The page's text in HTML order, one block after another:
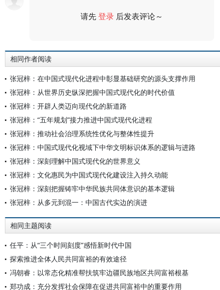
请先登录 后发表评论～
相同作者阅读
张冠梓：在中国式现代化进程中彰显基础研究的源头支撑作用
张冠梓：从世界历史纵深把握中国式现代化的时代价值
张冠梓：开辟人类迈向现代化的新道路
张冠梓：“五年规划”接力推进中国式现代化进程
张冠梓：推动社会治理系统性优化与整体性提升
张冠梓：中国式现代化视域下中华文明标识体系的逻辑与进路
张冠梓：深刻理解中国式现代化的世界意义
张冠梓：文化惠民为中国式现代化建设注入持久动能
张冠梓：深刻把握铸牢中华民族共同体意识的基本逻辑
张冠梓：从多元到混一：中国古代实边的演进
相同主题阅读
任平：从“三个时间刻度”感悟新时代中国
探索推进全体人民共同富裕的有效途径
冯朝睿：以常态化精准帮扶筑牢边疆民族地区共同富裕根基
郑功成：充分发挥社会保障在促进共同富裕中的重要作用